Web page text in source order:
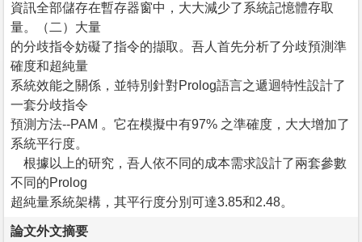
資訊全部儲存在暫存器窗中，大大減少了系統記憶體存取
量。（二）大量
的分歧指令妨礙了指令的擷取。吾人首先分析了分歧預測準
確度和超純量
系統效能之關係，並特別針對Prolog語言之遞迴特性設計了
一套分歧指令
預測方法--PAM 。它在模擬中有97% 之準確度，大大增加了
系統平行度。
根據以上的研究，吾人依不同的成本需求設計了兩套參數
不同的Prolog
超純量系統架構，其平行度分別可達3.85和2.48。
論文外文摘要